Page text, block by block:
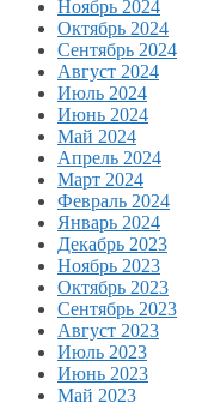
Ноябрь 2024
Октябрь 2024
Сентябрь 2024
Август 2024
Июль 2024
Июнь 2024
Май 2024
Апрель 2024
Март 2024
Февраль 2024
Январь 2024
Декабрь 2023
Ноябрь 2023
Октябрь 2023
Сентябрь 2023
Август 2023
Июль 2023
Июнь 2023
Май 2023